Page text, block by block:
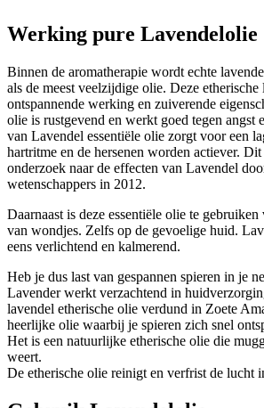
Werking pure Lavendelolie
Binnen de aromatherapie wordt echte
als de meest veelzijdige olie. Deze etherische
ontspannende werking en zuiverende
olie is rustgevend en werkt goed tegen angst
van Lavendel essentiële olie zorgt voor een
hartritme en de hersenen worden actiever.
onderzoek naar de effecten van Lavendel
wetenschappers in 2012.
Daarnaast is deze essentiële olie te
van wondjes. Zelfs op de gevoelige huid.
eens verlichtend en kalmerend.
Heb je dus last van gespannen spieren in je
Lavender werkt verzachtend in
lavendel etherische olie verdund in Zoete
heerlijke olie waarbij je spieren zich snel
Het is een natuurlijke etherische olie die
weert.
De etherische olie reinigt en verfrist de lucht